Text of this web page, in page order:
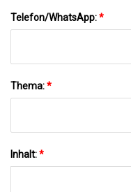
Telefon/WhatsApp:*
Thema:*
Inhalt:*